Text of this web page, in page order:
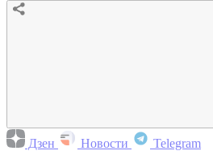
Дзен Новости Telegram